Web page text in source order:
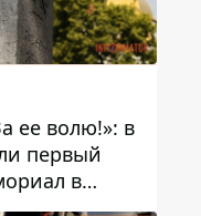
ее волю!»: в
первый
в